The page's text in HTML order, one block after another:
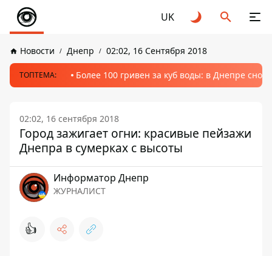
UK
Новости Днепр 02:02, 16 Сентября 2018
ТОПТЕМА: Более 100 гривен за куб воды: в Днепре
02:02, 16 сентября 2018
Город зажигает огни: красивые пейзажи
Днепра в сумерках с высоты
Информатор Днепр
ЖУРНАЛИСТ
👍